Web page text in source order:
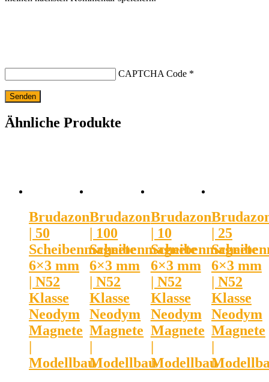
CAPTCHA Code *
Ähnliche Produkte
Brudazon
| 50
Scheibenmagnete
6×3 mm
| N52
Klasse
Neodym
Magnete
|
Modellbau
Brudazon
| 100
Scheibenmagnete
6×3 mm
| N52
Klasse
Neodym
Magnete
|
Modellbau
Brudazon
| 10
Scheibenmagnete
6×3 mm
| N52
Klasse
Neodym
Magnete
|
Modellbau
| 25
6×3 mm
| N52
Klasse
Neodym
Magnete
|